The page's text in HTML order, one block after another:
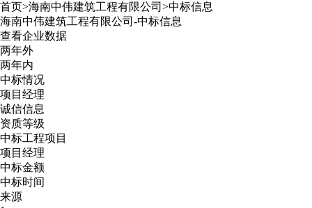
首页>海南中伟建筑工程有限公司 >中标信息
海南中伟建筑工程有限公司 -中标信息
查看企业数据
两年外
两年内
中标情况
项目经理
诚信信息
资质等级
中标工程项目
项目经理
中标金额
中标时间
来源